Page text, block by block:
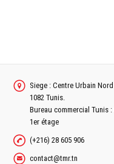
Siege : Centre Urbain
1082 Tunis.
Bureau commercial Tunis
1er étage
(+216) 28 605 906
contact@tmr.tn